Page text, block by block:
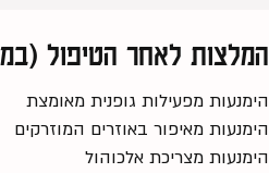
המלצות לאחר הטיפול (במשך 24 שעות לאחר
הימנעות מפעילות גופנית מאומצת
הימנעות מאיפור באוזרים המוזרקים
הימנעות מצריכת אלכוהול